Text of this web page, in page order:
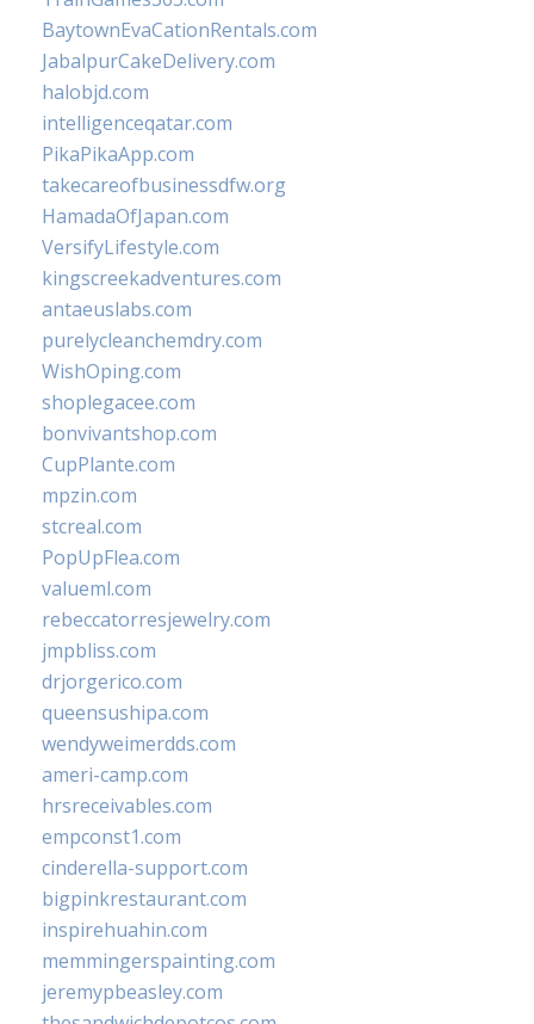
BaytownEvaCationRentals.com
JabalpurCakeDelivery.com
halobjd.com
intelligenceqatar.com
PikaPikaApp.com
takecareofbusinessdfw.org
HamadaOfJapan.com
VersifyLifestyle.com
kingscreekadventures.com
antaeuslabs.com
purelycleanchemdry.com
WishOping.com
shoplegacee.com
bonvivantshop.com
CupPlante.com
mpzin.com
stcreal.com
PopUpFlea.com
valueml.com
rebeccatorresjewelry.com
jmpbliss.com
drjorgerico.com
queensushipa.com
wendyweimerdds.com
ameri-camp.com
hrsreceivables.com
empconst1.com
cinderella-support.com
bigpinkrestaurant.com
inspirehuahin.com
memmingerspainting.com
jeremypbeasley.com